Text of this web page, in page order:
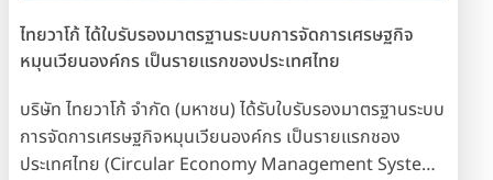
ไทยวาโก้ ได้ใบรับรองมาตรฐานระบบการจัดการเศรษฐกิจ
หมุนเวียนองค์กร เป็นรายแรกของประเทศไทย
บริษัท ไทยวาโก้ จำกัด (มหาชน) ได้รับใบรับรองมาตรฐานระบบ
การจัดการเศรษฐกิจหมุนเวียนองค์กร เป็นรายแรกชอง
ประเทศไทย (Circular Economy Management System :